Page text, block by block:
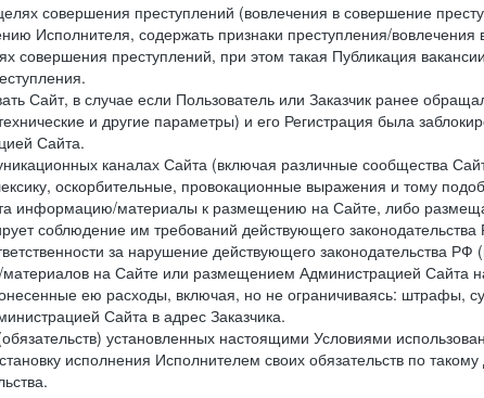
совершения преступлений (вовлечения в совершение
Исполнителя, содержать признаки преступления/вовлечения
совершения преступлений, при этом такая Публикация
Сайт, в случае если Пользователь или Заказчик ранее
и другие параметры) и его Регистрация была
Сайта.
каналах Сайта (включая различные сообщества
оскорбительные, провокационные выражения и тому
информацию/материалы к размещению на Сайте, либо
соблюдение им требований действующего
за нарушение действующего законодательства
на Сайте или размещением Администрацией Сайта
ею расходы, включая, но не ограничиваясь: штрафы,
Сайта в адрес Заказчика.
установленных настоящими Условиями
исполнения Исполнителем своих обязательств по